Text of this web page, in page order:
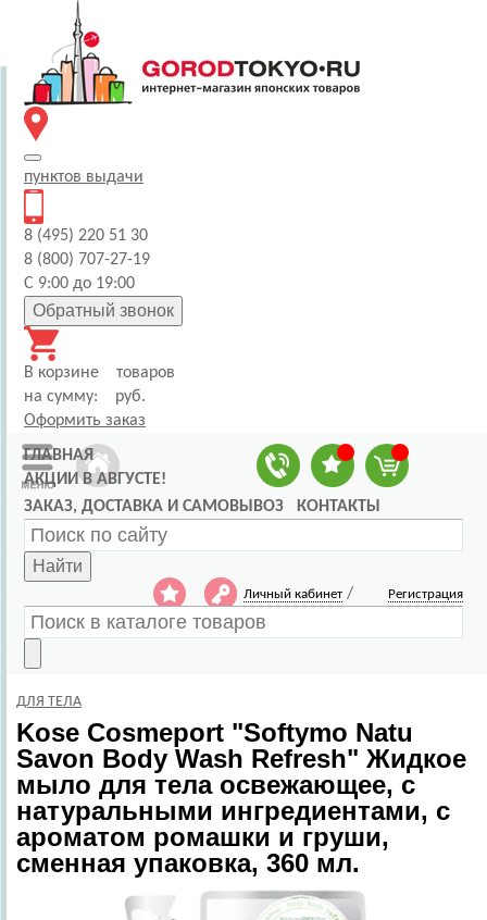
пунктов выдачи
8 (495) 220 51 30
8 (800) 707-27-19
С 9:00 до 19:00
Обратный звонок
В корзине
товаров
на сумму:
руб.
Оформить заказ
ГЛАВНАЯ
АКЦИИ В АВГУСТЕ!
ЗАКАЗ, ДОСТАВКА И САМОВЫВОЗ
КОНТАКТЫ
Найти
Личный кабинет / Регистрация
ДЛЯ ТЕЛА
Kose Cosmeport "Softymo Natu
Savon Body Wash Refresh" Жидкое
мыло для тела освежающее, с
натуральными ингредиентами, с
ароматом ромашки и груши,
сменная упаковка, 360 мл.